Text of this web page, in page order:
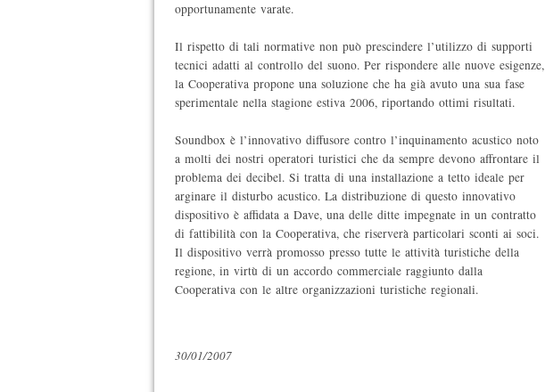
opportunamente varate.
Il rispetto di tali normative non può prescindere l’utilizzo di supporti
tecnici adatti al controllo del suono. Per rispondere alle nuove esigenze,
la Cooperativa propone una soluzione che ha già avuto una sua fase
sperimentale nella stagione estiva 2006, riportando ottimi risultati.
Soundbox è l’innovativo diffusore contro l’inquinamento acustico noto
a molti dei nostri operatori turistici che da sempre devono affrontare il
problema dei decibel. Si tratta di una installazione a tetto ideale per
arginare il disturbo acustico. La distribuzione di questo innovativo
dispositivo è affidata a Dave, una delle ditte impegnate in un contratto
di fattibilità con la Cooperativa, che riserverà particolari sconti ai soci.
Il dispositivo verrà promosso presso tutte le attività turistiche della
regione, in virtù di un accordo commerciale raggiunto dalla
Cooperativa con le altre organizzazioni turistiche regionali.
30/01/2007